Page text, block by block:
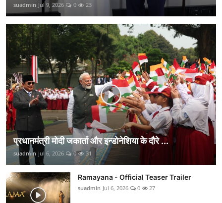
suadmin Jul 9, 2026 0 23
प्रधानमंत्री मोदी जकार्ता और इन्डोनेशिया के दौरे ...
suadmin Jul 6, 2026 0 31
Ramayana - Official Teaser Trailer
suadmin Jul 6, 2026 0 27